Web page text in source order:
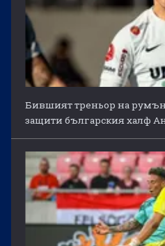
Бившият треньор на
защити българския халф